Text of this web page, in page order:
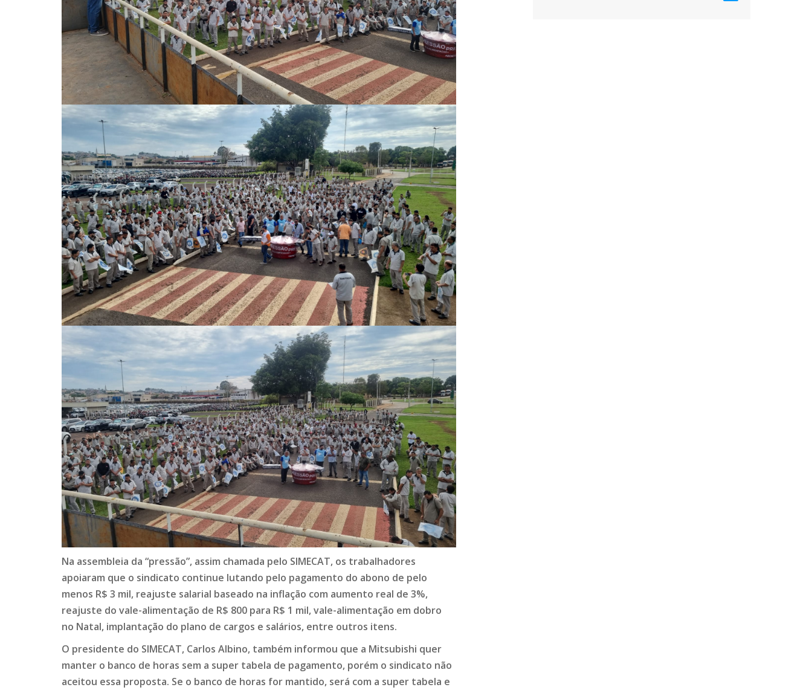
Na assembleia da “pressão”, assim chamada pelo SIMECAT, os trabalhadores
apoiaram que o sindicato continue lutando pelo pagamento do abono de pelo
menos R$ 3 mil, reajuste salarial baseado na inflação com aumento real de 3%,
reajuste do vale-alimentação de R$ 800 para R$ 1 mil, vale-alimentação em dobro
no Natal, implantação do plano de cargos e salários, entre outros itens.
O presidente do SIMECAT, Carlos Albino, também informou que a Mitsubishi quer
manter o banco de horas sem a super tabela de pagamento, porém o sindicato não
aceitou essa proposta. Se o banco de horas for mantido, será com a super tabela e